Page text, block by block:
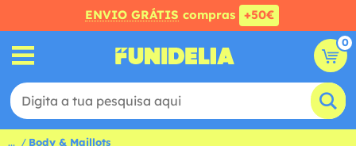
ENVIO GRÁTIS compras +50€
0
... Body & Maillots